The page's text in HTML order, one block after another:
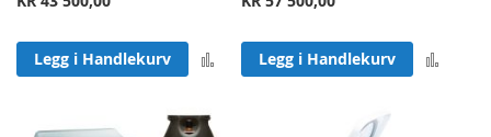
Legg i Handlekurv Legg til sammenligning
Legg i Handlekurv